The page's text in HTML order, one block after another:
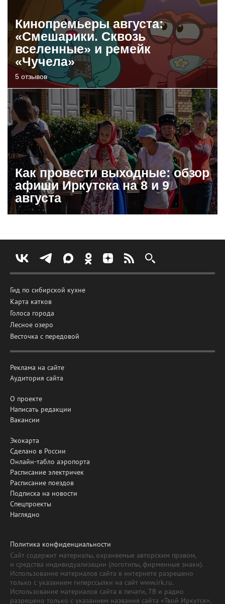
Кинопремьеры августа:
«Смешарики. Сквозь
вселенные» и ремейк
«Чучела»
5 отзывов
Как провести выходные: обзор
афиши Иркутска на 8 и 9
августа
Гид по сибирской кухне
Карта катков
Голоса города
Лесное озеро
Весточка с передовой
Реклама на сайте
Аудитория сайта
О проекте
Написать редакции
Вакансии
Экокарта
Сделано в России
Онлайн-табло аэропорта
Расписание электричек
Расписание поездов
Подписка на новости
Спецпроекты
Наглядно
Политика конфиденциальности
Сайт содержит материалы, охраняемые авторским правом,
и средства индивидуализации (логотипы, фирменные знаки).
Использование материалов сайта в интернете разрешено
только с указанием гиперссылки на сайт www.irk.ru.
Использование материалов сайта в печати, ТВ и радио
разрешено только с указанием названия сайта «Твой Иркутск».